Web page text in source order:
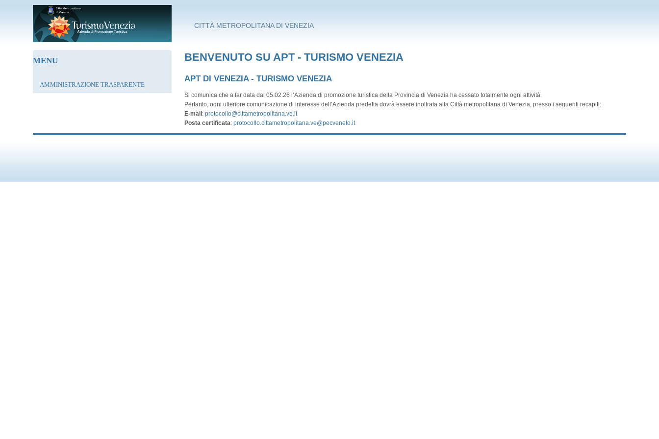
Salta al contenuto principale
CITTÀ METROPOLITANA DI VENEZIA
MENU
AMMINISTRAZIONE TRASPARENTE
BENVENUTO SU APT - TURISMO VENEZIA
APT DI VENEZIA - TURISMO VENEZIA
Si comunica che a far data dal 05.02.26 l’Azienda di promozione turistica della Provincia di Venezia ha cessato totalmente ogni attività.
Pertanto, ogni ulteriore comunicazione di interesse dell’Azienda predetta dovrà essere inoltrata alla Città metropolitana di Venezia, presso i seguenti recapiti:
E-mail:protocollo@cittametropolitana.ve.it
Posta certificata:protocollo.cittametropolitana.ve@pecveneto.it